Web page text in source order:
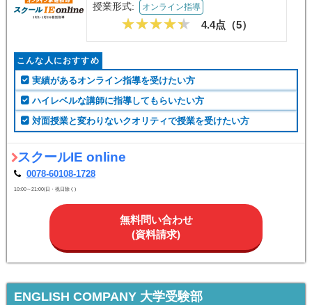
授業形式: オンライン指導
4.4点（5）
こんな人におすすめ
実績があるオンライン指導を受けたい方
ハイレベルな講師に指導してもらいたい方
対面授業と変わりないクオリティで授業を受けたい方
スクールIE online
0078-60108-1728
10:00～21:00(日・祝日除く)
無料問い合わせ
(資料請求)
ENGLISH COMPANY 大学受験部